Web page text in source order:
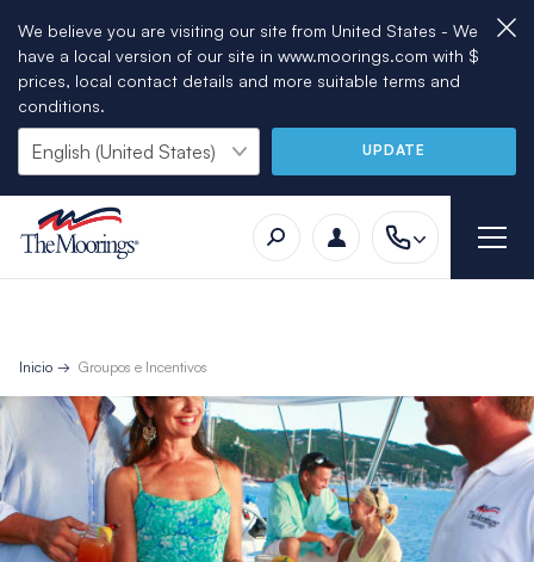
We believe you are visiting our site from United States - We
have a local version of our site in www.moorings.com with $
prices, local contact details and more suitable terms and
conditions.
UPDATE
Inicio Groupos e Incentivos